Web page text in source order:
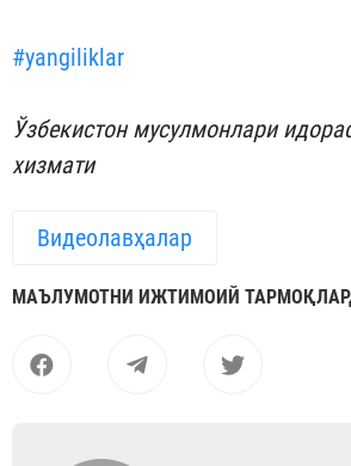
#yangiliklar
Ўзбекистон мусулмонлари
хизмати
Видеолавҳалар
МАЪЛУМОТНИ ИЖТИМОИЙ